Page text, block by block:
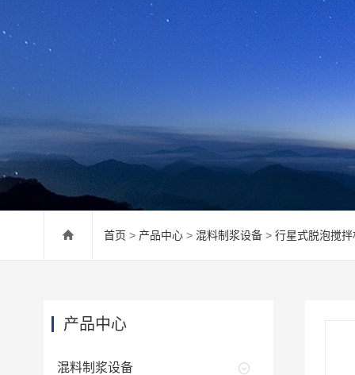
首页 > 产品中心 > 混料制浆设备 > 行星式脱泡搅拌
产品中心
混料制浆设备